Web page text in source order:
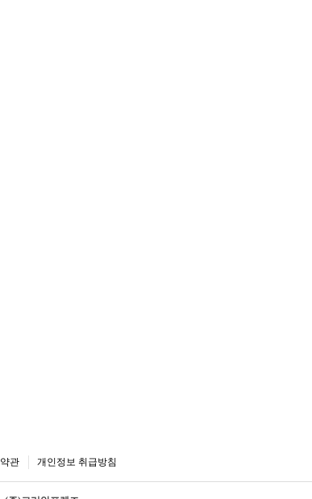
관 개인정보 취급방침